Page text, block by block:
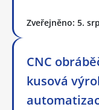
Zveřejněno: 5.
CNC
kusová